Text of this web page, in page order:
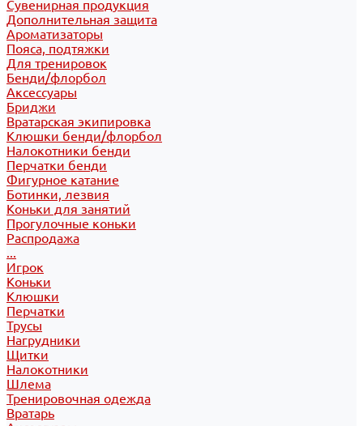
Сувенирная продукция
Дополнительная защита
Ароматизаторы
Пояса, подтяжки
Для тренировок
Бенди/флорбол
Аксессуары
Бриджи
Вратарская экипировка
Клюшки бенди/флорбол
Налокотники бенди
Перчатки бенди
Фигурное катание
Ботинки, лезвия
Коньки для занятий
Прогулочные коньки
Распродажа
...
Игрок
Коньки
Клюшки
Перчатки
Трусы
Нагрудники
Щитки
Налокотники
Шлема
Тренировочная одежда
Вратарь